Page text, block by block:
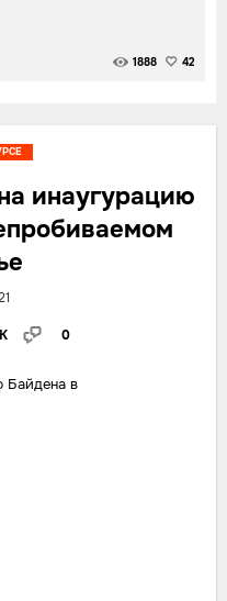
1888 42
инаугурацию
0